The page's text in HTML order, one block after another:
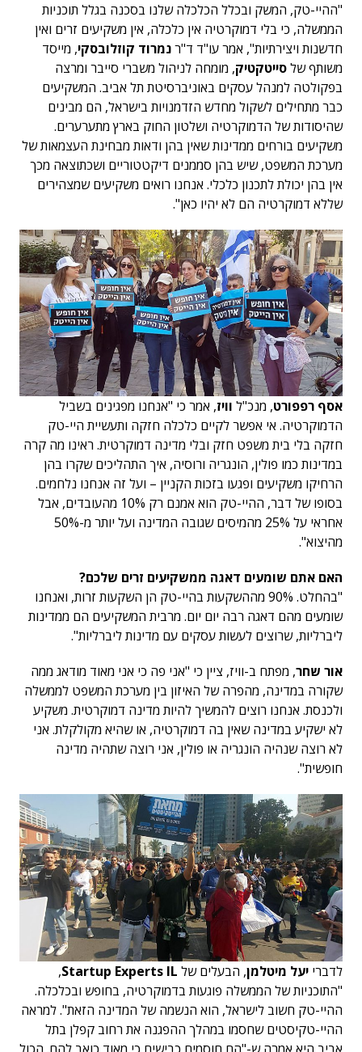
"ההיי-טק, המשק ובכלל הכלכלה שלנו בסכנה בגלל תוכניות
הממשלה, כי בלי דמוקרטיה אין כלכלה, אין משקיעים זרים ואין
חדשנות ויצירתיות", אמר עו"ד ד"רנמרוד קוזלובסקי, מייסד
משותף שלסייטקטיק, מומחה לניהול משברי סייבר ומרצה
בפקולטה למנהל עסקים באוניברסיטת תל אביב. המשקיעים
כבר מתחילים לשקול מחדש הזדמנויות בישראל, הם מבינים
שהיסודות של הדמוקרטיה ושלטון החוק בארץ מתערערים.
משקיעים בורחים ממדינות שאין בהן ודאות מבחינת העצמאות של
מערכת המשפט, שיש בהן סממנים דיקטטוריים ושכתוצאה מכך
אין בהן יכולת לתכנון כלכלי. אנחנו רואים משקיעים שמצהירים
שללא דמוקרטיה הם לא יהיו כאן".
אסף רפפורט, מנכ"ל וויז, אמר כי "אנחנו מפגינים בשביל
הדמוקרטיה. אי אפשר לקיים כלכלה חזקה ותעשיית היי-טק
חזקה בלי בית משפט חזק ובלי מדינה דמוקרטית. ראינו מה קרה
במדינות כמו פולין, הונגריה ורוסיה, איך התהליכים שקרו בהן
הרחיקו משקיעים ופגעו בזכות הקניין – ועל זה אנחנו נלחמים.
בסופו של דבר, ההיי-טק הוא אמנם רק 10% מהעובדים, אבל
אחראי על 25% מהמיסים שגובה המדינה ועל יותר מ-50%
מהיצוא".
האם אתם שומעים דאגה ממשקיעים זרים שלכם?
"בהחלט. 90% מההשקעות בהיי-טק הן השקעות זרות, ואנחנו
שומעים מהם דאגה רבה יום יום. מרבית המשקיעים הם ממדינות
ליברליות, שרוצים לעשות עסקים עם מדינות ליברליות".
אור שחר, מפתח ב-וויז, ציין כי "אני פה כי אני מאוד מודאג ממה
שקורה במדינה, מהפרה של האיזון בין מערכת המשפט לממשלה
ולכנסת. אנחנו רוצים להמשיך להיות מדינה דמוקרטית. משקיע
לא ישקיע במדינה שאין בה דמוקרטיה, או שהיא מקולקלת. אני
לא רוצה שנהיה הונגריה או פולין, אני רוצה שתהיה מדינה
חופשית".
לדברי יעל מיטלמן, הבעלים של Startup Experts IL
,
"התוכניות של הממשלה פוגעות בדמוקרטיה, בחופש ובכלכלה.
ההיי-טק חשוב לישראל, הוא הנשמה של המדינה הזאת". למראה
ההיי-טקיסטים שחסמו במהלך ההפגנה את רחוב קפלן בתל